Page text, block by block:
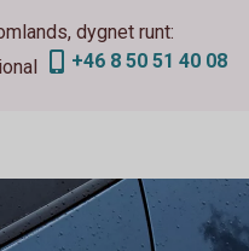
dygnet runt:
+46 8 50 51 40 08